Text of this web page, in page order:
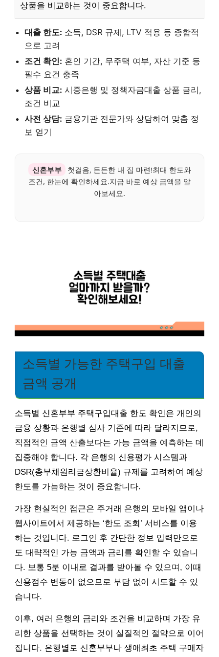
상품을 비교하는 것이 중요합니다.
대출 한도: 소득, DSR 규제, LTV 적용 등 종합적
으로 고려
조건 확인: 혼인 기간, 무주택 여부, 자산 기준 등
필수 요건 충족
상품 비교: 시중은행 및 정책자금대출 상품 금리,
조건 비교
사전 상담: 금융기관 전문가와 상담하여 맞춤 정
보 얻기
신혼부부
첫걸음, 든든한 내 집 마련!최대 한도와
조건, 한눈에 확인하세요.지금 바로 예상 금액을 알
아보세요.
소득별 가능한 주택구입 대출
금액 공개
소득별 신혼부부 주택구입대출 한도 확인은 개인의
금융 상황과 은행별 심사 기준에 따라 달라지므로,
직접적인 금액 산출보다는 가능 금액을 예측하는 데
집중해야 합니다. 각 은행의 신용평가 시스템과
DSR(총부채원리금상환비율) 규제를 고려하여 예상
한도를 가늠하는 것이 중요합니다.
가장 현실적인 접근은 주거래 은행의 모바일 앱이나
웹사이트에서 제공하는 ‘한도 조회’ 서비스를 이용
하는 것입니다. 로그인 후 간단한 정보 입력만으로
도 대략적인 가능 금액과 금리를 확인할 수 있습니
다. 보통 5분 이내로 결과를 받아볼 수 있으며, 이때
신용점수 변동이 없으므로 부담 없이 시도할 수 있
습니다.
이후, 여러 은행의 금리와 조건을 비교하며 가장 유
리한 상품을 선택하는 것이 실질적인 절약으로 이어
집니다. 은행별로 신혼부부나 생애최초 주택 구매자